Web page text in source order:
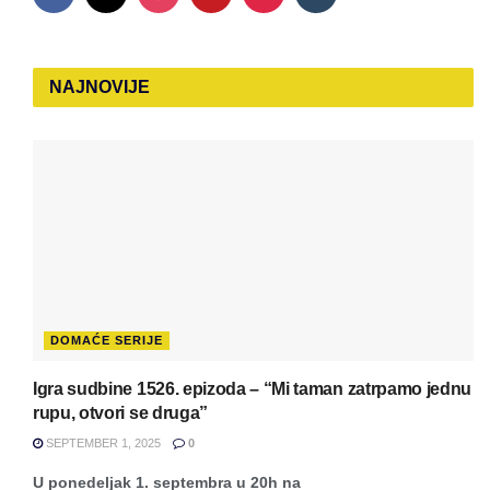
NAJNOVIJE
DOMAĆE SERIJE
Igra sudbine 1526. epizoda – “Mi taman zatrpamo jednu
rupu, otvori se druga”
SEPTEMBER 1, 2025 0
U ponedeljak 1. septembra u 20h na